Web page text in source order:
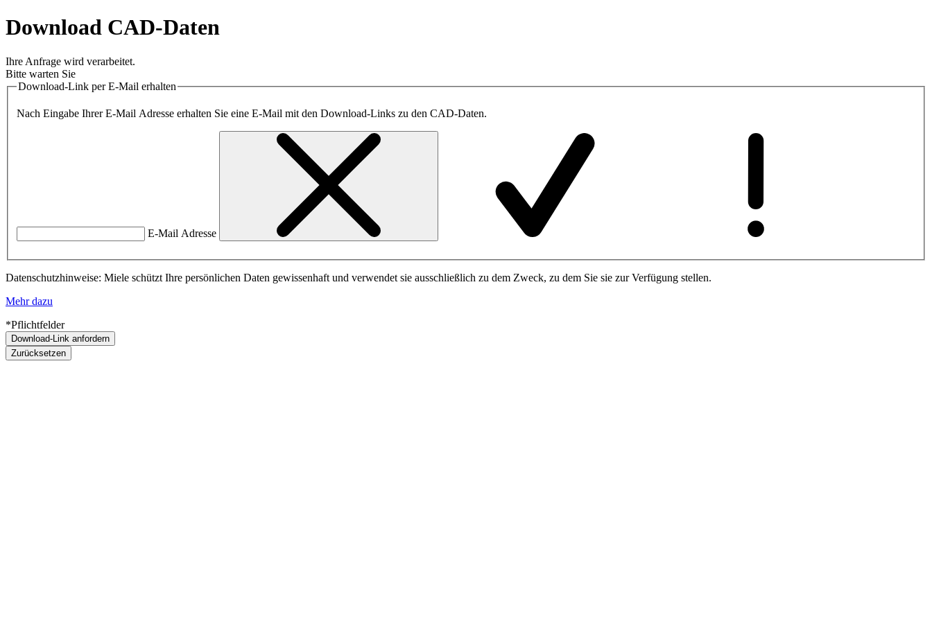
Download CAD-Daten
Ihre Anfrage wird verarbeitet.
Bitte warten Sie
Download-Link per E-Mail erhalten
Nach Eingabe Ihrer E-Mail Adresse erhalten Sie eine E-Mail mit den Download-Links zu den CAD-Daten.
E-Mail Adresse
Datenschutzhinweise: Miele schützt Ihre persönlichen Daten gewissenhaft und verwendet sie ausschließlich zu dem Zweck, zu dem Sie sie zur Verfügung stellen.
Mehr dazu
*Pflichtfelder